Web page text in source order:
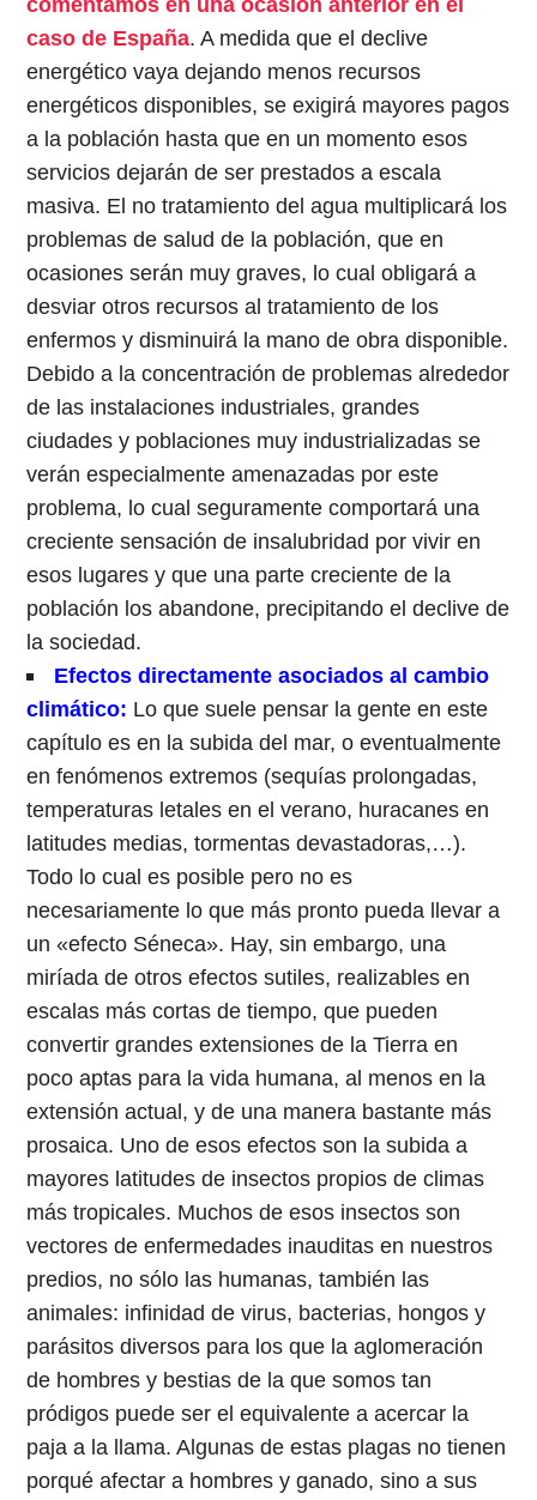
caso de España. A medida que el declive
energético vaya dejando menos recursos
energéticos disponibles, se exigirá mayores pagos
a la población hasta que en un momento esos
serviciosdejarán de ser prestadosa escala
masiva. El no tratamiento del agua multiplicará los
problemas de salud de la población, que en
ocasiones serán muy graves, lo cual obligará a
desviar otros recursos al tratamiento de los
enfermos y disminuirá la mano de obra disponible.
Debido a la concentración de problemas alrededor
de las instalaciones industriales, grandes
ciudades y poblaciones muy industrializadas se
verán especialmente amenazadas por este
problema, lo cual seguramente comportará una
creciente sensación de insalubridad por vivir en
esos lugares y que una parte creciente de la
población los abandone, precipitando el declive de
la sociedad.
Efectos directamente asociados al cambio
climático: Lo que suele pensar la gente en este
capítulo es en la subida del mar, o eventualmente
en fenómenos extremos (sequías prolongadas,
temperaturas letales en el verano, huracanes en
latitudes medias, tormentas devastadoras,…).
Todo lo cual es posible pero no es
necesariamente lo que más pronto pueda llevar a
un «efecto Séneca». Hay, sin embargo, una
miríada de otros efectos sutiles, realizables en
escalas más cortas de tiempo, que pueden
convertir grandes extensiones de la Tierra en
poco aptas para la vida humana, al menos en la
extensión actual, y de una manera bastante más
prosaica. Uno de esos efectos son la subida a
mayores latitudes de insectos propios de climas
más tropicales. Muchos de esos insectos son
vectores de enfermedades inauditas en nuestros
predios, no sólo las humanas, también las
animales: infinidad de virus, bacterias, hongos y
parásitos diversos para los que la aglomeración
de hombres y bestias de la que somos tan
pródigos puede ser el equivalente a acercar la
paja a la llama. Algunas de estas plagas no tienen
porqué afectar a hombres y ganado, sino a sus